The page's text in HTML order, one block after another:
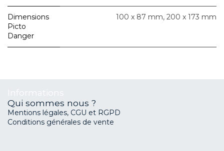
Dimensions
Picto
Danger
100 x 87 mm, 200 x 173 mm
Qui sommes nous ?
Mentions légales, CGU et RGPD
Conditions générales de vente